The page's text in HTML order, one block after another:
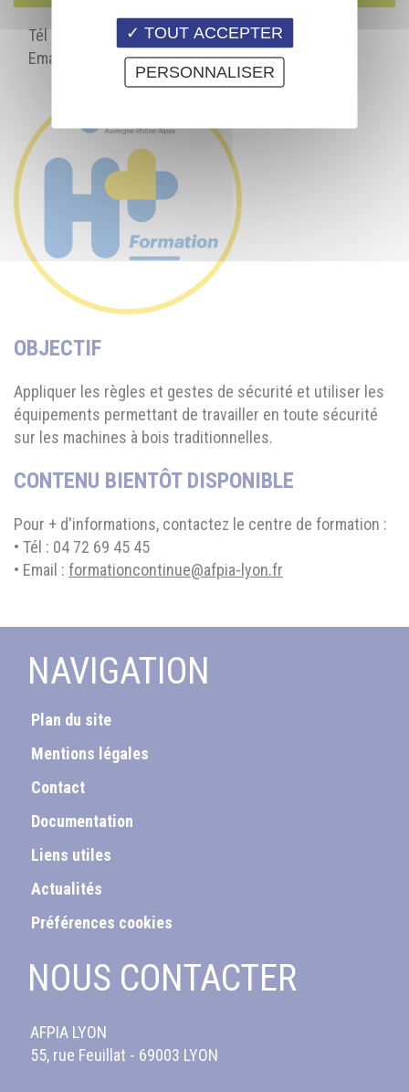
Tél : 04 72 69 45 45
Email :
formationcontinue@afpia-lyon.fr
OBJECTIF
Appliquer les règles et gestes de sécurité et utiliser les
équipements permettant de travailler en toute sécurité
sur les machines à bois traditionnelles.
CONTENU BIENTÔT DISPONIBLE
Pour + d'informations, contactez le centre de formation :
• Tél : 04 72 69 45 45
• Email : formationcontinue@afpia-lyon.fr
NAVIGATION
Plan du site
Mentions légales
Contact
Documentation
Liens utiles
Actualités
Préférences cookies
NOUS CONTACTER
AFPIA LYON
55, rue Feuillat - 69003 LYON
TOUT ACCEPTER
PERSONNALISER